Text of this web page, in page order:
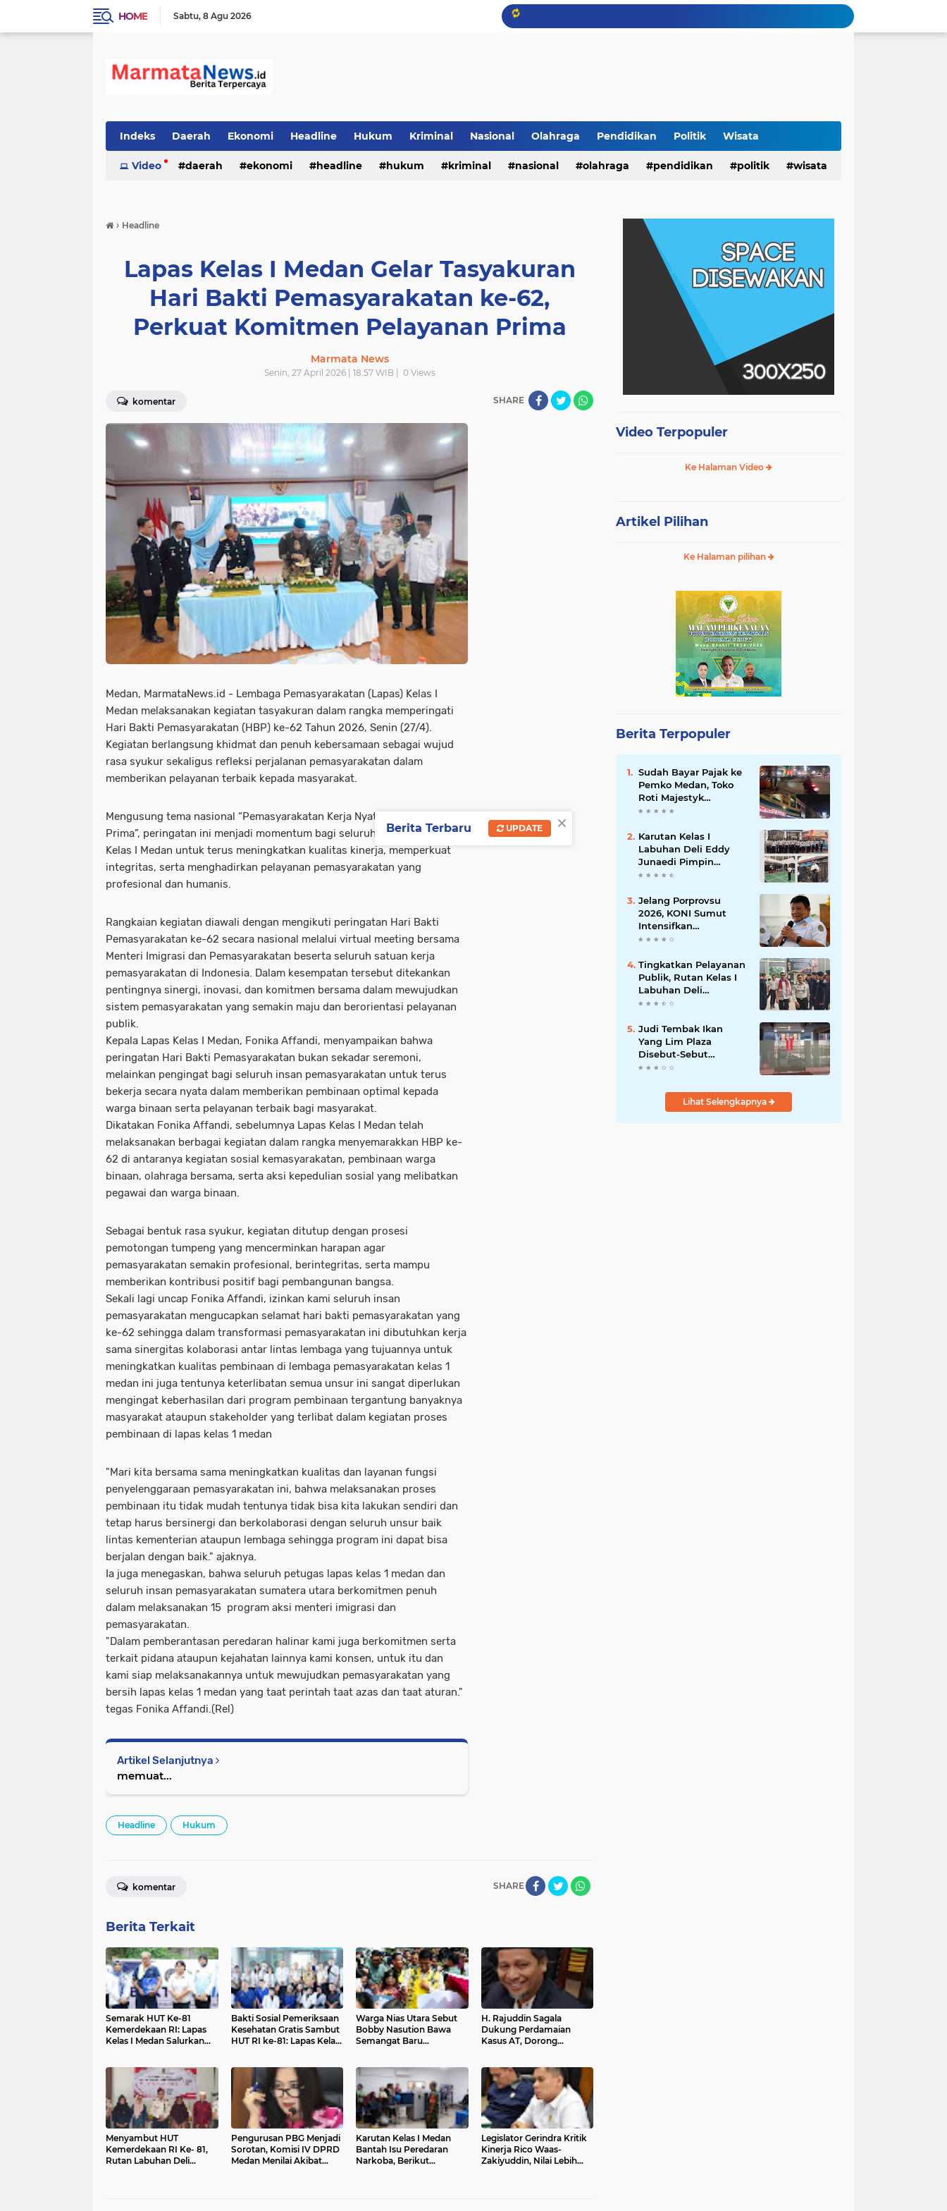
HOME Sabtu 8 Agu 2026
Indeks Daerah Ekonomi Headline Hukum Kriminal Nasional Olahraga Pendidikan Politik Wisata
Video daerah ekonomi headline hukum kriminal nasional olahraga pendidikan politik wisata
› Headline
Lapas Kelas I Medan Gelar Tasyakuran
Hari Bakti Pemasyarakatan ke-62,
Perkuat Komitmen Pelayanan Prima
Marmata News
Senin, 27 April 2026 | 18.57 WIB | 0Views
komentar SHARE
Medan, MarmataNews.id - Lembaga Pemasyarakatan (Lapas) Kelas I
Medan melaksanakan kegiatan tasyakuran dalam rangka memperingati
Hari Bakti Pemasyarakatan (HBP) ke-62 Tahun 2026, Senin (27/4).
Kegiatan berlangsung khidmat dan penuh kebersamaan sebagai wujud
rasa syukur sekaligus refleksi perjalanan pemasyarakatan dalam
memberikan pelayanan terbaik kepada masyarakat.
Mengusung tema nasional “Pemasyarakatan Kerja Nyata, Pelayanan
Prima”, peringatan ini menjadi momentum bagi seluruh jajaran Lapas
Kelas I Medan untuk terus meningkatkan kualitas kinerja, memperkuat
integritas, serta menghadirkan pelayanan pemasyarakatan yang
profesional dan humanis.
Rangkaian kegiatan diawali dengan mengikuti peringatan Hari Bakti
Pemasyarakatan ke-62 secara nasional melalui virtual meeting bersama
Menteri Imigrasi dan Pemasyarakatan beserta seluruh satuan kerja
pemasyarakatan di Indonesia. Dalam kesempatan tersebut ditekankan
pentingnya sinergi, inovasi, dan komitmen bersama dalam mewujudkan
sistem pemasyarakatan yang semakin maju dan berorientasi pelayanan
publik.
Kepala Lapas Kelas I Medan, Fonika Affandi, menyampaikan bahwa
peringatan Hari Bakti Pemasyarakatan bukan sekadar seremoni,
melainkan pengingat bagi seluruh insan pemasyarakatan untuk terus
bekerja secara nyata dalam memberikan pembinaan optimal kepada
warga binaan serta pelayanan terbaik bagi masyarakat.
Dikatakan Fonika Affandi, sebelumnya Lapas Kelas I Medan telah
melaksanakan berbagai kegiatan dalam rangka menyemarakkan HBP ke-
62 di antaranya kegiatan sosial kemasyarakatan, pembinaan warga
binaan, olahraga bersama, serta aksi kepedulian sosial yang melibatkan
pegawai dan warga binaan.
Sebagai bentuk rasa syukur, kegiatan ditutup dengan prosesi
pemotongan tumpeng yang mencerminkan harapan agar
pemasyarakatan semakin profesional, berintegritas, serta mampu
memberikan kontribusi positif bagi pembangunan bangsa.
Sekali lagi uncap Fonika Affandi, izinkan kami seluruh insan
pemasyarakatan mengucapkan selamat hari bakti pemasyarakatan yang
ke-62 sehingga dalam transformasi pemasyarakatan ini dibutuhkan kerja
sama sinergitas kolaborasi antar lintas lembaga yang tujuannya untuk
meningkatkan kualitas pembinaan di lembaga pemasyarakatan kelas 1
medan ini juga tentunya keterlibatan semua unsur ini sangat diperlukan
mengingat keberhasilan dari program pembinaan tergantung banyaknya
masyarakat ataupun stakeholder yang terlibat dalam kegiatan proses
pembinaan di lapas kelas 1 medan
"Mari kita bersama sama meningkatkan kualitas dan layanan fungsi
penyelenggaraan pemasyarakatan ini, bahwa melaksanakan proses
pembinaan itu tidak mudah tentunya tidak bisa kita lakukan sendiri dan
tetap harus bersinergi dan berkolaborasi dengan seluruh unsur baik
lintas kementerian ataupun lembaga sehingga program ini dapat bisa
berjalan dengan baik." ajaknya.
Ia juga menegaskan, bahwa seluruh petugas lapas kelas 1 medan dan
seluruh insan pemasyarakatan sumatera utara berkomitmen penuh
dalam melaksanakan 15 program aksi menteri imigrasi dan
pemasyarakatan.
"Dalam pemberantasan peredaran halinar kami juga berkomitmen serta
terkait pidana ataupun kejahatan lainnya kami konsen, untuk itu dan
kami siap melaksanakannya untuk mewujudkan pemasyarakatan yang
bersih lapas kelas 1 medan yang taat perintah taat azas dan taat aturan."
tegas Fonika Affandi.(Rel)
Artikel Selanjutnya
memuat...
Headline Hukum
SHARE
komentar
Berita Terkait
Semarak HUT Ke-81
Kemerdekaan RI: Lapas
Kelas I Medan Salurkan
Bakti Sosial Pemeriksaan
Kesehatan Gratis Sambut
HUT RI ke-81: Lapas Kelas
Pelayanan Kesehatan dan
Bansos Bagi Pegawai dan
Masyarakat
Warga Nias Utara Sebut
Bobby Nasution Bawa
Semangat Baru
H. Rajuddin Sagala
Dukung Perdamaian
Kasus AT, Dorong
Menyambut HUT
Kemerdekaan RI Ke- 81,
Rutan Labuhan Deli
Pengurusan PBG Menjadi
Sorotan, Komisi IV DPRD
Medan Menilai Akibat
Karutan Kelas I Medan
Bantah Isu Peredaran
Narkoba, Berikut
Legislator Gerindra Kritik
Kinerja Rico Waas-
Zakiyuddin, Nilai Lebih
Video Terpopuler
Ke Halaman Video
Artikel Pilihan
Ke Halaman pilihan
Berita Terpopuler
Sudah Bayar Pajak ke
Pemko Medan, Toko
Roti Majestyk
Terancam Gulung
Jalan Ditutup
Pedagang Angkringan
Karutan Kelas I
Labuhan Deli Eddy
Junaedi Pimpin
Upacara Peringatan
2026
Jelang Porprovsu
2026, KONI Sumut
Intensifkan
Pembinaan Atlet
Tingkatkan Pelayanan
Publik, Rutan Kelas I
Labuhan Deli
Menerima Kunjungan
Khusus Menteri Imipas
Judi Tembak Ikan
Yang Lim Plaza
Disebut-Sebut
Beroperasi Kembali,
Lihat Selengkapnya
×
Berita Terbaru UPDATE